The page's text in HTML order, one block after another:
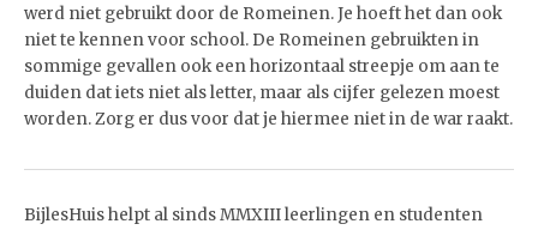
werd niet gebruikt door de Romeinen. Je hoeft het dan ook
niet te kennen voor school. De Romeinen gebruikten in
sommige gevallen ook een horizontaal streepje om aan te
duiden dat iets niet als letter, maar als cijfer gelezen moest
worden. Zorg er dus voor dat je hiermee niet in de war raakt.
BijlesHuis helpt al sinds MMXIII leerlingen en studenten